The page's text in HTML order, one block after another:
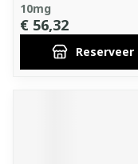
10mg
€ 56,32
Reserveer